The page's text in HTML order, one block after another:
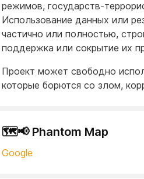
режимов, государств-
Использование данных или
частично или полностью,
поддержка или сокрытие их
Проект может свободно
которые борются со злом,
🗺️📢 Phantom Map
Google